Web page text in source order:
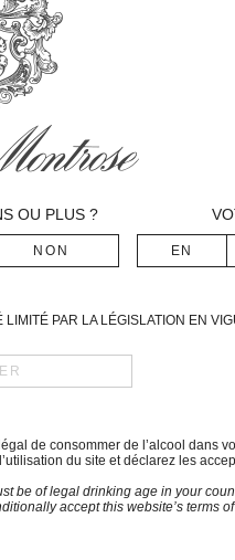
L’exigence de qualité
Montrose et des sélections
année de produire un 3ème
le terroir exceptionnel de
ce vin est le fruit d’un
Cabernet-Sauvignon et le
L’année 2014 se
l’ensemble des cépages.
mois avec un temps
températures souvent
contrainte hydrique
Les vendanges débutent
plan de récolte minutieux
Propriétaires: Martin et
Elevage: 12 mois
OU PLUS ?
PAR LA LÉGISLATION EN
de consommer de l’alcool dans
du site et déclarez les
be of legal drinking age in your
accept this website’s terms